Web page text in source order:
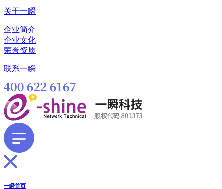
关于一瞬
企业简介
企业文化
荣誉资质
联系一瞬
一瞬首页